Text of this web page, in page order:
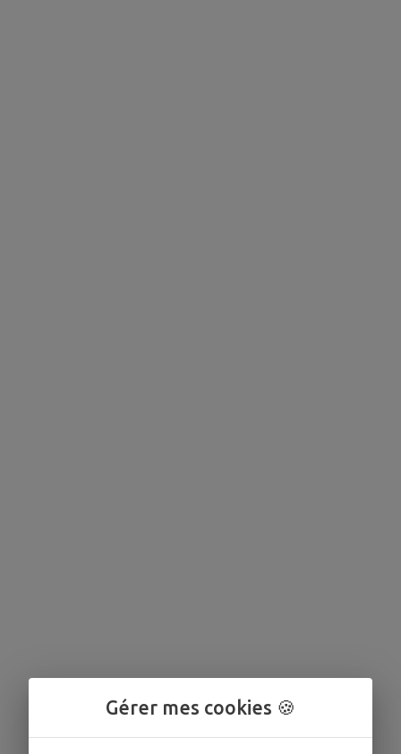
Gérer mes cookies 🍪